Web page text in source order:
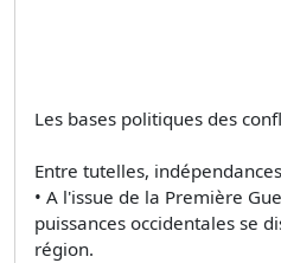
Les bases politiques des
Entre tutelles,
• A l'issue de la Première
puissances occidentales se
région.